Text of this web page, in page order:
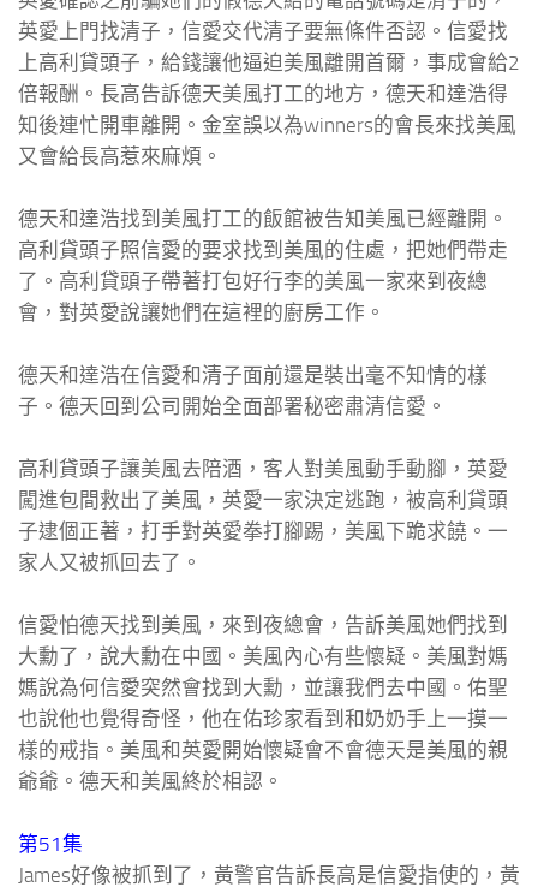
英愛上門找清子，信愛交代清子要無條件否認。信愛找
上高利貸頭子，給錢讓他逼迫美風離開首爾，事成會給2
倍報酬。長高告訴德天美風打工的地方，德天和達浩得
知後連忙開車離開。金室誤以為winners的會長來找美風
又會給長高惹來麻煩。
德天和達浩找到美風打工的飯館被告知美風已經離開。
高利貸頭子照信愛的要求找到美風的住處，把她們帶走
了。高利貸頭子帶著打包好行李的美風一家來到夜總
會，對英愛說讓她們在這裡的廚房工作。
德天和達浩在信愛和清子面前還是裝出毫不知情的樣
子。德天回到公司開始全面部署秘密肅清信愛。
高利貸頭子讓美風去陪酒，客人對美風動手動腳，英愛
闖進包間救出了美風，英愛一家決定逃跑，被高利貸頭
子逮個正著，打手對英愛拳打腳踢，美風下跪求饒。一
家人又被抓回去了。
信愛怕德天找到美風，來到夜總會，告訴美風她們找到
大勳了，說大勳在中國。美風內心有些懷疑。美風對媽
媽說為何信愛突然會找到大勳，並讓我們去中國。佑聖
也說他也覺得奇怪，他在佑珍家看到和奶奶手上一摸一
樣的戒指。美風和英愛開始懷疑會不會德天是美風的親
爺爺。德天和美風終於相認。
第51集
James好像被抓到了，黃警官告訴長高是信愛指使的，黃